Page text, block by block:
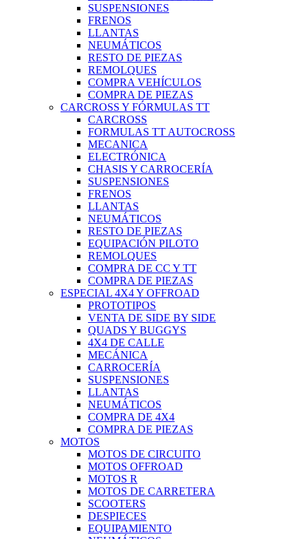
SUSPENSIONES
FRENOS
LLANTAS
NEUMÁTICOS
RESTO DE PIEZAS
REMOLQUES
COMPRA VEHÍCULOS
COMPRA DE PIEZAS
CARCROSS Y FÓRMULAS TT
CARCROSS
FORMULAS TT AUTOCROSS
MECANICA
ELECTRÓNICA
CHASIS Y CARROCERÍA
SUSPENSIONES
FRENOS
LLANTAS
NEUMÁTICOS
RESTO DE PIEZAS
EQUIPACIÓN PILOTO
REMOLQUES
COMPRA DE CC Y TT
COMPRA DE PIEZAS
ESPECIAL 4X4 Y OFFROAD
PROTOTIPOS
VENTA DE SIDE BY SIDE
QUADS Y BUGGYS
4X4 DE CALLE
MECÁNICA
CARROCERÍA
SUSPENSIONES
LLANTAS
NEUMÁTICOS
COMPRA DE 4X4
COMPRA DE PIEZAS
MOTOS
MOTOS DE CIRCUITO
MOTOS OFFROAD
MOTOS R
MOTOS DE CARRETERA
SCOOTERS
DESPIECES
EQUIPAMIENTO